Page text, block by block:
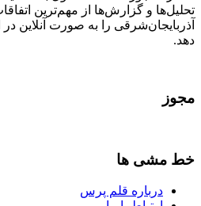
تحلیل‌ها و گزارش‌ها از مهم‌ترین
آذربایجان‌شرقی را به صورت آنلاین در
دهد.
مجوز
خط مشی ها
درباره قلم پرس